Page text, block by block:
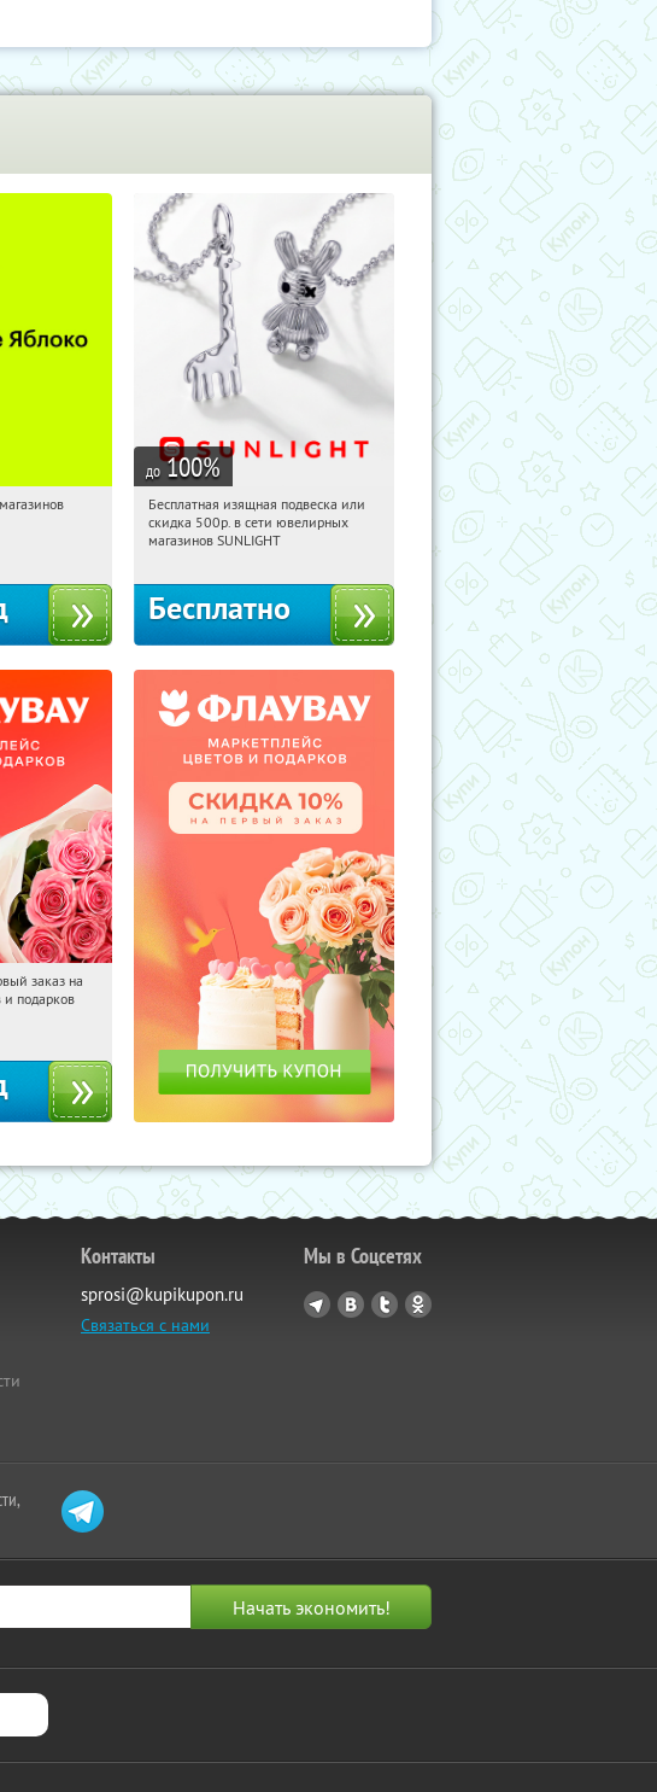
Получи первым!
до 100%
16:38:15 Получили:
Россия
Бесплатная изящная подвеска или
скидка 500р. в сети ювелирных
магазинов SUNLIGHT
Бесплатно
Получили:
заказ на
и подарков
Контакты
sprosi@kupikupon.ru
Связаться с нами
Мы в Соцсетях